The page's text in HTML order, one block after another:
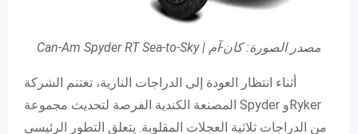
Can-Am Spyder RT Sea-to-Sky | مصدر الصورة: كان-آم
أثناء انتظار العودة إلى الدراجات النارية، تغتنم الشركة
المصنعة الكندية الفرصة لتحديث مجموعة Spyder وRyker
من الدراجات ثلاثية العجلات المقلوبة. يتعلق التطور الرئيسي